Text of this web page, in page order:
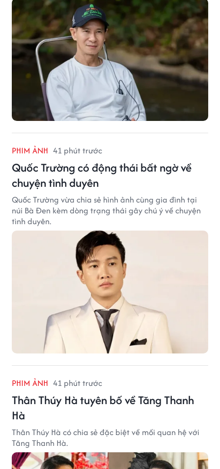
PHIM ẢNH 41 phút trước
Quốc Trường có động thái bất ngờ về
chuyện tình duyên
Quốc Trường vừa chia sẻ hình ảnh cùng gia đình tại
núi Bà Đen kèm dòng trạng thái gây chú ý về chuyện
tình duyên.
PHIM ẢNH 41 phút trước
Thân Thúy Hà tuyên bố về Tăng Thanh
Hà
Thân Thúy Hà có chia sẻ đặc biệt về mối quan hệ với
Tăng Thanh Hà.